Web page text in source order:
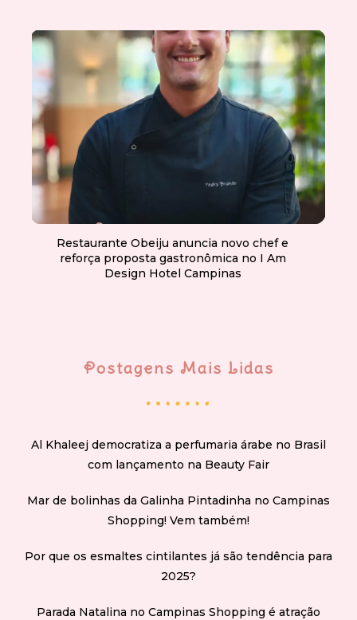
Restaurante Obeiju anuncia novo chef e
reforça proposta gastronômica no I Am
Design Hotel Campinas
Postagens Mais Lidas
Al Khaleej democratiza a perfumaria árabe no Brasil
com lançamento na Beauty Fair
Mar de bolinhas da Galinha Pintadinha no Campinas
Shopping! Vem também!
Por que os esmaltes cintilantes já são tendência para
2025?
Parada Natalina no Campinas Shopping é atração